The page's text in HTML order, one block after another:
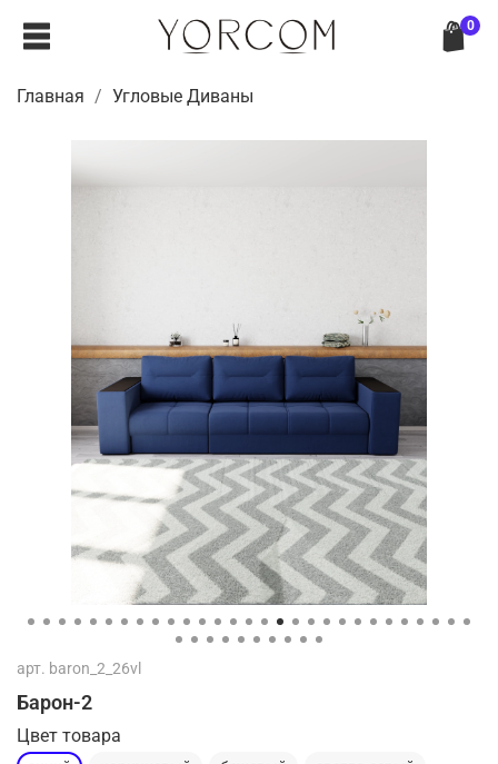
0
Главная Угловые Диваны
арт. baron_2_26vl
Барон-2
Цвет товара